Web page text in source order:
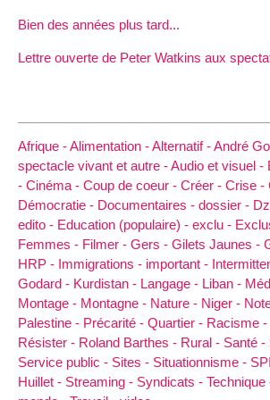
Bien des années plus tard...
Lettre ouverte de Peter Watkins aux
Afrique -Alimentation -Alternatif -André
spectacle vivant et autre -Audio et visuel -
- Cinéma - Coup de coeur - Créer - Crise -
Démocratie - Documentaires - dossier -
edito - Education (populaire) - exclu -
Femmes - Filmer - Gers - Gilets Jaunes -
HRP - Immigrations - important -
Godard - Kurdistan - Langage - Liban -
Montage - Montagne - Nature - Niger -
Palestine - Précarité - Quartier - Racisme -
Résister - Roland Barthes - Rural - Santé -
Service public - Sites - Situationnisme -
Huillet - Streaming - Syndicats - Technique